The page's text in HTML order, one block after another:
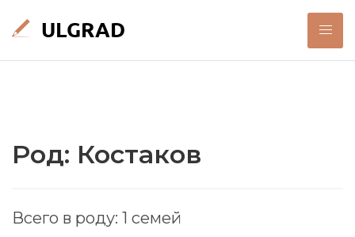
Род: Костаков
Всего в роду: 1 семей